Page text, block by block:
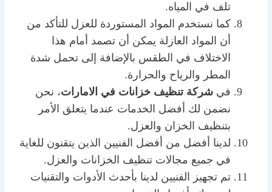
تلف في المياه.
كما نستخدم المواد المستوردة للعزل للتأكد من
أن المواد العازلة يمكن أن تصمد أمام هذا
الاختلاف في الطقس بالإضافة إلى تحمل شدة
المطر والرياح والحرارة.
في شركة تنظيف خزانات في الامارات، نحن
نضمن لك أفضل الخدمات عندما يتعلق الأمر
بتنظيف الخزان والعزل.
لدينا أفضل من أفضل الفنيين الذين يتقنون للغاية
في جميع مجالات تنظيف الخزانات والعزل.
تم تجهيز الفنيين لدينا بأحدث الأدوات والتقنيات